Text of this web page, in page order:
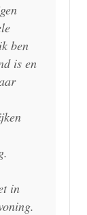
ben
is en
in